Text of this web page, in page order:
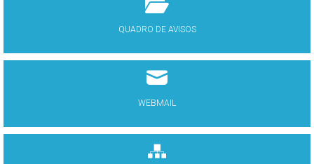
QUADRO DE AVISOS
WEBMAIL